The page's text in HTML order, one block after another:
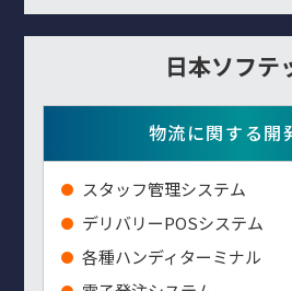
日本ソフテ
物流に関する開
スタッフ管理システム
デリバリーPOSシステム
各種ハンディターミナル